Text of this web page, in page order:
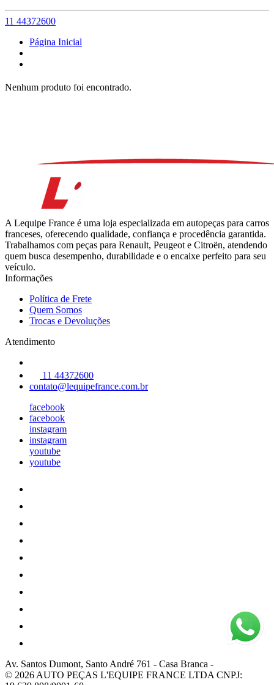
11 44372600
Página Inicial
Nenhum produto foi encontrado.
A Lequipe France é uma loja especializada em autopeças para carros
franceses, oferecendo qualidade, confiança e procedência garantida.
Trabalhamos com peças para Renault, Peugeot e Citroën, atendendo
quem busca desempenho, durabilidade e o encaixe perfeito para seu
veículo.
Informações
Política de Frete
Quem Somos
Trocas e Devoluções
Atendimento
11 44372600
contato@lequipefrance.com.br
facebook
facebook
instagram
instagram
youtube
youtube
Av. Santos Dumont, Santo André 761 - Casa Branca -
© 2026 AUTO PEÇAS L'EQUIPE FRANCE LTDA CNPJ: